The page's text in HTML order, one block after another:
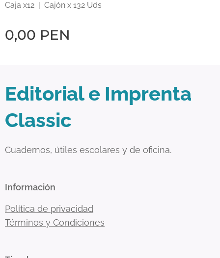
Caja x12 | Cajón x 132 Uds
0,00 PEN
Editorial e Imprenta
Classic
Cuadernos, útiles escolares y de oficina.
Información
Política de privacidad
Términos y Condiciones